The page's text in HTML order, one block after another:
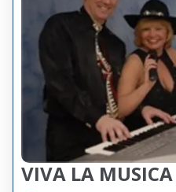
VIVA LA MUSICA